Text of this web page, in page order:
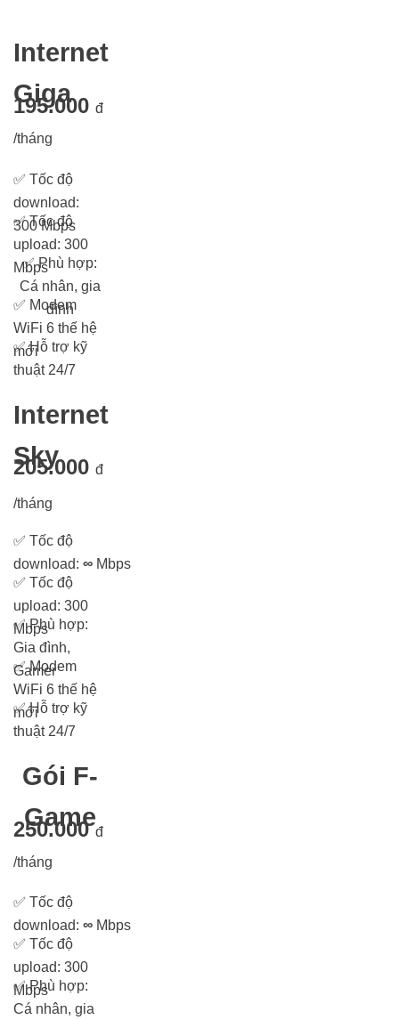
Internet
Giga
195.000 đ
/tháng
✅ Tốc độ
download:
300 Mbps
✅Tốc độ
upload: 300
Mbps
✅Phù hợp:
Cá nhân, gia
đình
✅ Modem
WiFi 6 thế hệ
mới
✅Hỗ trợ kỹ
thuật 24/7
Internet
Sky
205.000 đ
/tháng
✅ Tốc độ
download: ∞ Mbps
✅ Tốc độ
upload: 300
Mbps
✅Phù hợp:
Gia đình,
Gamer
✅Modem
WiFi 6 thế hệ
mới
✅Hỗ trợ kỹ
thuật 24/7
Gói F-
Game
250.000 đ
/tháng
✅ Tốc độ
download: ∞ Mbps
✅ Tốc độ
upload: 300
Mbps
✅Phù hợp:
Cá nhân, gia